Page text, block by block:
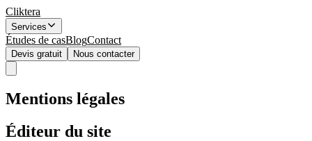
Cliktera
Services
Études de casBlogContact
Devis gratuit Nous contacter
Mentions légales
Éditeur du site